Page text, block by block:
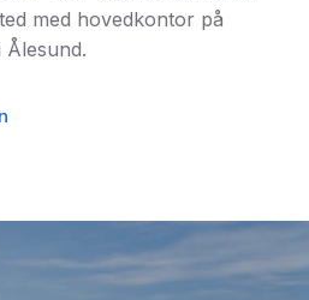
med hovedkontor på